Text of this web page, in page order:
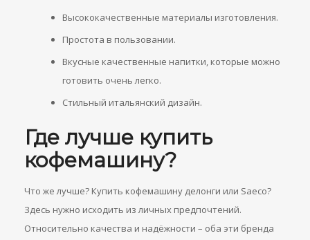
Высококачественные материалы изготовления.
Простота в пользовании.
Вкусные качественные напитки, которые можно
готовить очень легко.
Стильный итальянский дизайн.
Где лучше купить
кофемашину?
Что же лучше? Купить кофемашину делонги или Saeco?
Здесь нужно исходить из личных предпочтений.
Относительно качества и надёжности – оба эти бренда